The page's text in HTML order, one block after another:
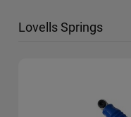
Lovells Springs